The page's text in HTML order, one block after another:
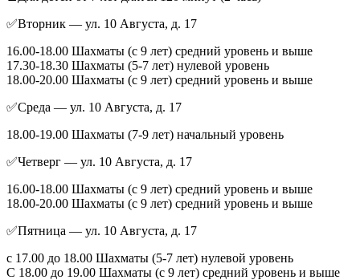
✅Вторник — ул. 10 Августа, д. 17
16.00-18.00 Шахматы (с 9 лет) средний уровень и выше
17.30-18.30 Шахматы (5-7 лет) нулевой уровень
18.00-20.00 Шахматы (с 9 лет) средний уровень и выше
✅Среда — ул. 10 Августа, д. 17
18.00-19.00 Шахматы (7-9 лет) начальный уровень
✅Четверг — ул. 10 Августа, д. 17
16.00-18.00 Шахматы (с 9 лет) средний уровень и выше
18.00-20.00 Шахматы (с 9 лет) средний уровень и выше
✅Пятница — ул. 10 Августа, д. 17
с 17.00 до 18.00 Шахматы (5-7 лет) нулевой уровень
С 18.00 до 19.00 Шахматы (с 9 лет) средний уровень и выше